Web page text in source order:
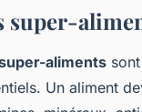
super-
aliments
Un aliment